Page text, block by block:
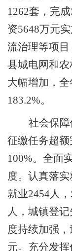
1262套，完
资5648万元
流治理等项目
县城电网和
大幅增加，
183.2%。
社会保障
征缴任务超
100%。全面
度。认真落
就业2454人
人，城镇登
度持续加强
元。充分发